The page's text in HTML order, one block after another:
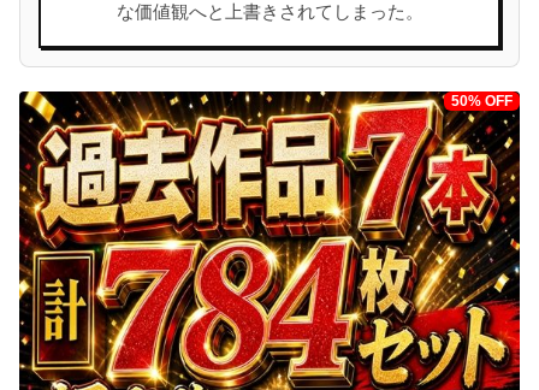
な価値観へと上書きされてしまった。
50% OFF